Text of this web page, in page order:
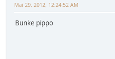
Mai 29, 2012, 12:24:52 AM
Bunke pippo